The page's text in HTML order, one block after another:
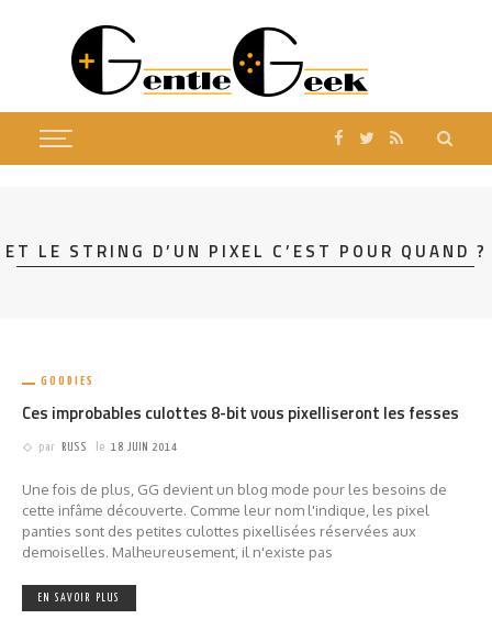
ET LE STRING D’UN PIXEL C’EST POUR QUAND ?
GOODIES
Ces improbables culottes 8-bit vous pixelliseront les fesses
par RUSS le 18 JUIN 2014
Une fois de plus, GG devient un blog mode pour les besoins de
cette infâme découverte. Comme leur nom l'indique, les pixel
panties sont des petites culottes pixellisées réservées aux
demoiselles. Malheureusement, il n'existe pas
EN SAVOIR PLUS